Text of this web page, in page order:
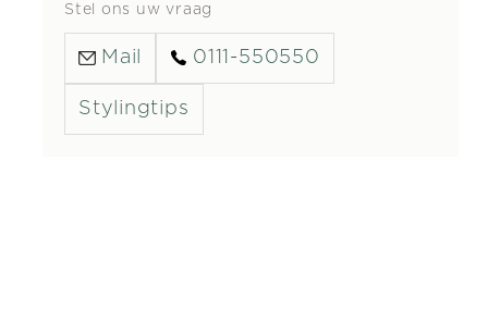
Stel ons uw vraag
Mail 0111-550550
Stylingtips